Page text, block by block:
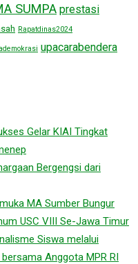
SUMPA prestasi
Rapatdinas2024
upacarabendera
Gelar KIAI Tingkat
Bergengsi dari
MA Sumber Bungur
USC VIII Se-Jawa Timur
Siswa melalui
Anggota MPR RI